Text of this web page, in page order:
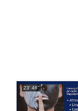
23' 46''